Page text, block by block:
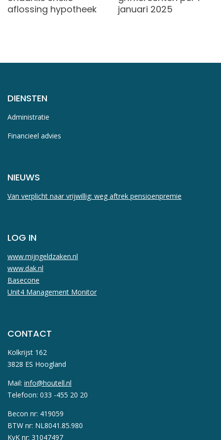
aflossing hypotheek
januari 2025
DIENSTEN
Administratie
Financieel advies
NIEUWS
Van verplicht naar vrijwillig: weg aftrek pensioenpremie
LOG IN
www.mijngeldzaken.nl
www.dak.nl
Basecone
Unit4 Management Monitor
CONTACT
Kolkrijst 162
3828 ES Hoogland
Mail: info@houtell.nl
Telefoon: 033 -455 20 20
Becon nr: 419059
BTW nr: NL8041.85.980
KvK nr: 31047497